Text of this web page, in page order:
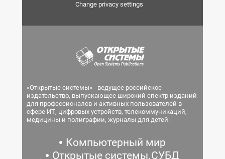
Change privacy settings
«Открытые системы» - ведущее российское
издательство, выпускающее широкий спектр изданий
для профессионалов и активных пользователей в
сфере ИТ, цифровых устройств, телекоммуникаций,
медицины и полиграфии, журналы для детей.
Компьютерный мир
Открытые системы.СУБД